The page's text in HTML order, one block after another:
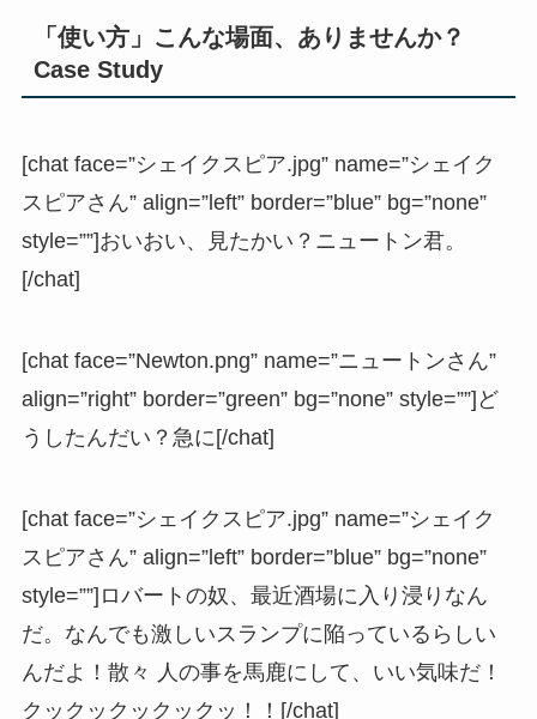
「使い方」こんな場面、ありませんか？
Case Study
[chat face=”シェイクスピア.jpg” name=”シェイク
スピアさん” align=”left” border=”blue” bg=”none”
style=””]おいおい、見たかい？ニュートン君。
[/chat]
[chat face=”Newton.png” name=”ニュートンさん”
align=”right” border=”green” bg=”none” style=””]ど
うしたんだい？急に[/chat]
[chat face=”シェイクスピア.jpg” name=”シェイク
スピアさん” align=”left” border=”blue” bg=”none”
style=””]ロバートの奴、最近酒場に入り浸りなん
だ。なんでも激しいスランプに陥っているらしい
んだよ！散々 人の事を馬鹿にして、いい気味だ！
クックックックックッ！！[/chat]